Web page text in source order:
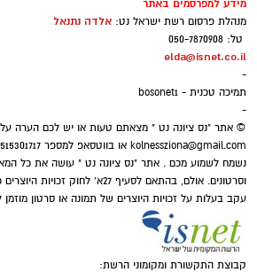
מידע למפרסמים באתר
מנהלת פרסום רשת ישראל נט: אלדה נתנאל
טל: 050-7870908
elda@isnet.co.il
-
תמיכה טכנית - bosonet1
-
© אתר "נס ציונה נט " מצאתם טעות או יש לכם הערה על
kolnessziona@gmail.com
נשמח לשמוע מכם . אתר "נס ציונה נט " עושה את כל
וסרטונים. אולם, בהתאם לסעיף 27א'
עקב בעלות על זכויות היוצרים של תמונה או סרטון
קבוצת התקשורת ומקומוני הרשת: